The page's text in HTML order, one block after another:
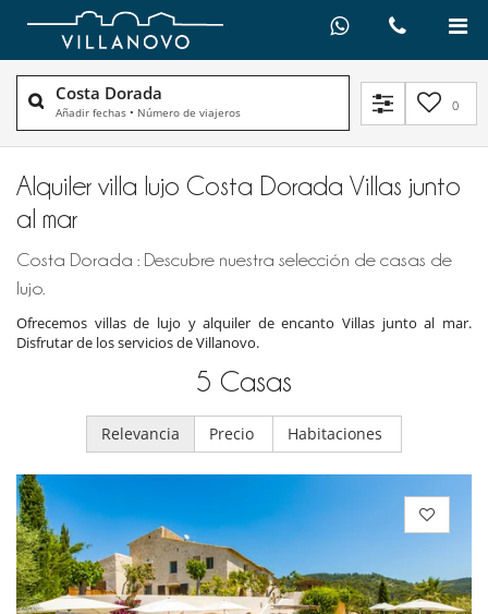
Costa Dorada
Añadir fechas • Número de viajeros 0
Alquiler villa lujo Costa Dorada Villas junto
al mar
Costa Dorada : Descubre nuestra selección de casas de
lujo.
Ofrecemos villas de lujo y alquiler de encanto Villas junto al mar.
Disfrutar de los servicios de Villanovo.
5 Casas
Relevancia Precio Habitaciones